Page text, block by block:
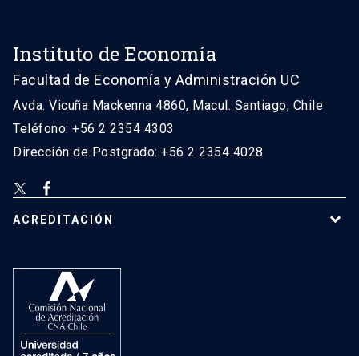
Instituto de Economía
Facultad de Economía y Administración UC
Avda. Vicuña Mackenna 4860, Macul. Santiago, Chile
Teléfono: +56 2 2354 4303
Dirección de Postgrado: +56 2 2354 4028
ACREDITACIÓN